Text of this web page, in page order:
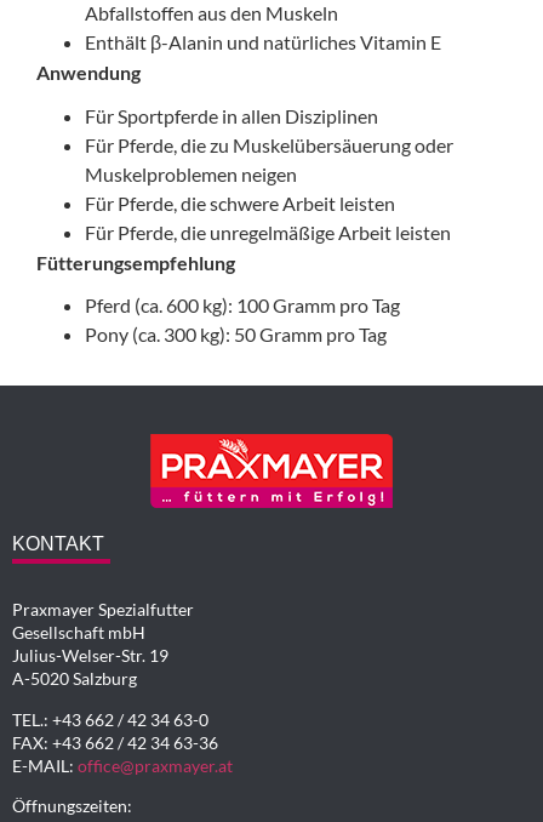
Abfallstoffen aus den Muskeln
Enthält β-Alanin und natürliches Vitamin E
Anwendung
Für Sportpferde in allen Disziplinen
Für Pferde, die zu Muskelübersäuerung oder
Muskelproblemen neigen
Für Pferde, die schwere Arbeit leisten
Für Pferde, die unregelmäßige Arbeit leisten
Fütterungsempfehlung
Pferd (ca. 600 kg): 100 Gramm pro Tag
Pony (ca. 300 kg): 50 Gramm pro Tag
KONTAKT
Praxmayer Spezialfutter
Gesellschaft mbH
Julius-Welser-Str. 19
A-5020 Salzburg
TEL.: +43 662 / 42 34 63-0
FAX: +43 662 / 42 34 63-36
E-MAIL: office@praxmayer.at
Öffnungszeiten: